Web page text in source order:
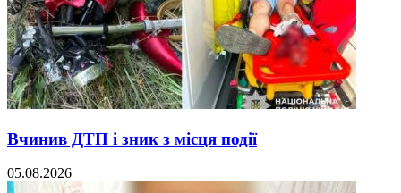
Вчинив ДТП і зник з місця події
05.08.2026